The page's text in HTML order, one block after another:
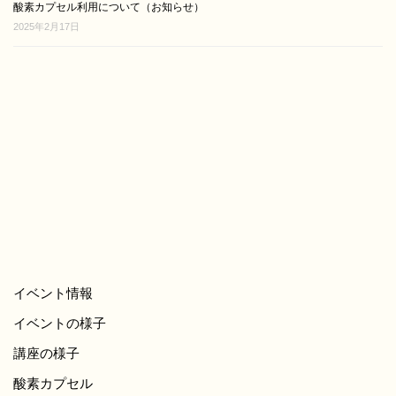
酸素カプセル利用について（お知らせ）
2025年2月17日
イベント情報
イベントの様子
講座の様子
酸素カプセル